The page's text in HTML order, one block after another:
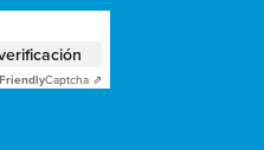
FriendlyCaptcha ⇗